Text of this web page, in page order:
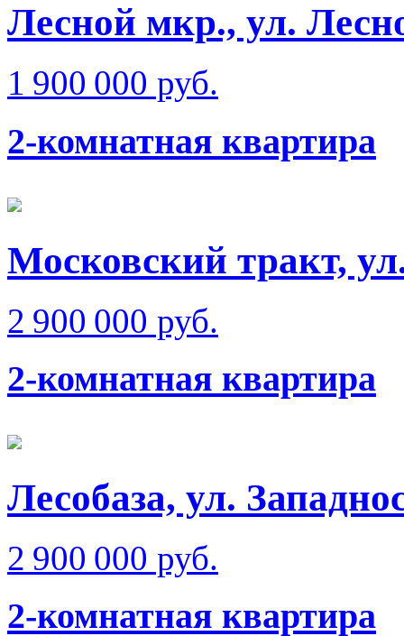
Лесной мкр., ул.
1 900 000 руб.
2-комнатная квартира
Московский тракт,
2 900 000 руб.
2-комнатная квартира
Лесобаза, ул.
2 900 000 руб.
2-комнатная квартира